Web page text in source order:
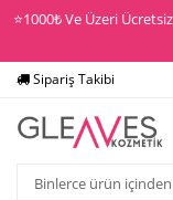
⭐️1000₺ Ve Üzeri
Sipariş Takibi